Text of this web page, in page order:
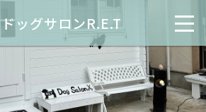
ドッグサロンR.E.T